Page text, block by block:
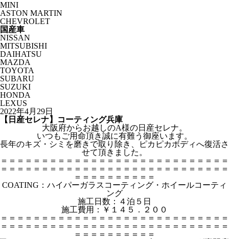
MINI
ASTON MARTIN
CHEVROLET
国産車
NISSAN
MITSUBISHI
DAIHATSU
MAZDA
TOYOTA
SUBARU
SUZUKI
HONDA
LEXUS
2022年4月29日
【日産セレナ】コーティング兵庫
大阪府からお越しのA様の日産セレナ。
いつもご用命頂き誠に有難う御座います。
長年のキズ・シミを磨きで取り除き、ピカピカボディへ復活さ
せて頂きました。
＝＝＝＝＝＝＝＝＝＝＝＝＝＝＝＝＝＝＝＝＝＝＝＝＝＝＝＝
＝＝＝＝＝＝＝＝＝＝＝＝＝＝＝＝＝＝＝＝＝＝＝＝＝＝＝＝
＝＝＝＝＝＝＝＝＝＝
COATING：ハイパーガラスコーティング・ホイールコーティ
ング
施工日数：４泊５日
施工費用：￥１４５．２００
＝＝＝＝＝＝＝＝＝＝＝＝＝＝＝＝＝＝＝＝＝＝＝＝＝＝＝＝
＝＝＝＝＝＝＝＝＝＝＝＝＝＝＝＝＝＝＝＝＝＝＝＝＝＝＝＝
＝＝＝＝＝＝＝＝＝＝